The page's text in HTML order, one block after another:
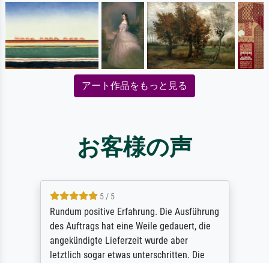
アート作品をもっと見る
お客様の声
5 / 5
Rundum positive Erfahrung. Die Ausführung
des Auftrags hat eine Weile gedauert, die
angekündigte Lieferzeit wurde aber
letztlich sogar etwas unterschritten. Die